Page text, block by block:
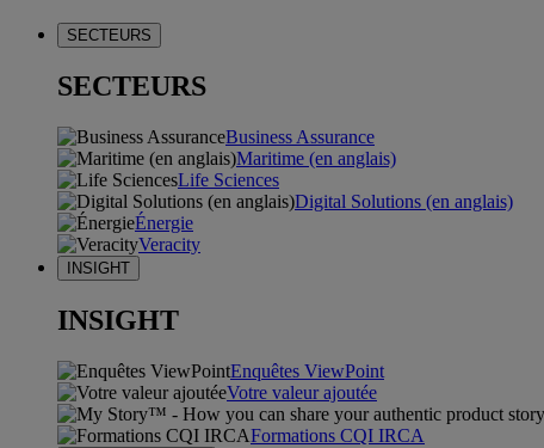
SECTEURS
SECTEURS
Business Assurance
Maritime (en anglais)
Life Sciences
Digital Solutions (en anglais)
Énergie
Veracity
INSIGHT
INSIGHT
Enquêtes ViewPoint
Votre valeur ajoutée
Formations CQI IRCA